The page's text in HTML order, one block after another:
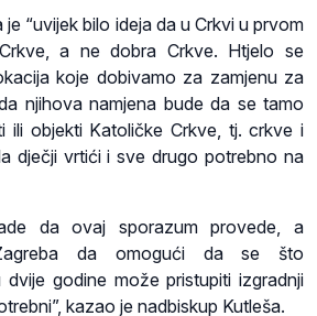
“uvijek bilo ideja da u Crkvi u prvom
a ne dobra Crkve. Htjelo se
koje dobivamo za zamjenu za
njihova namjena bude da se tamo
ili objekti Katoličke Crkve, tj. crkve i
dječji vrtići i sve drugo potrebno na
da ovaj sporazum provede, a
da omogući da se što
godine može pristupiti izgradnji
kazao je nadbiskup Kutleša.